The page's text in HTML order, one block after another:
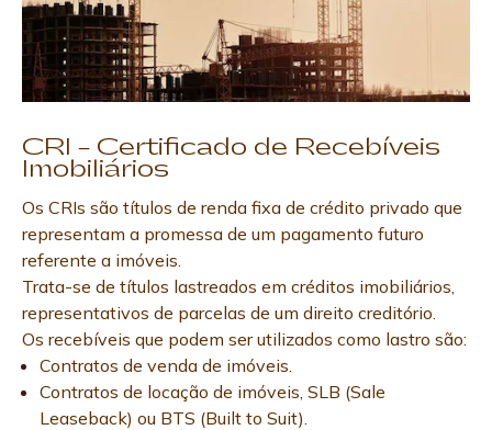
CRI – Certificado de Recebíveis
Imobiliários
Os CRIs são títulos de renda fixa de crédito privado que
representam a promessa de um pagamento futuro
referente a imóveis.
Trata-se de títulos lastreados em créditos imobiliários,
representativos de parcelas de um direito creditório.
Os recebíveis que podem ser utilizados como lastro são:
Contratos de venda de imóveis.
Contratos de locação de imóveis, SLB (Sale
Leaseback) ou BTS (Built to Suit).